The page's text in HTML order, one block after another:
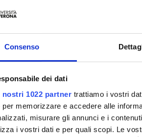
Consenso
dei dati
nostri 1022 partner trattiamo i vostri
per memorizzare e accedere alle
misurare gli annunci e i
i vostri dati e per quali scopi. Le
phone